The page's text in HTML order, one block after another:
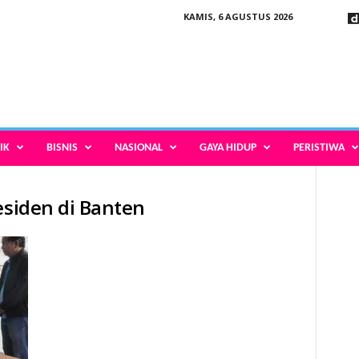
KAMIS, 6 AGUSTUS 2026
BISNIS NASIONAL GAYA HIDUP PERISTIWA
di Banten